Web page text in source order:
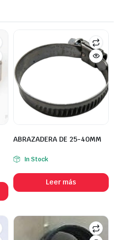
ABRAZADERA DE 25-40MM
In Stock
Leer más